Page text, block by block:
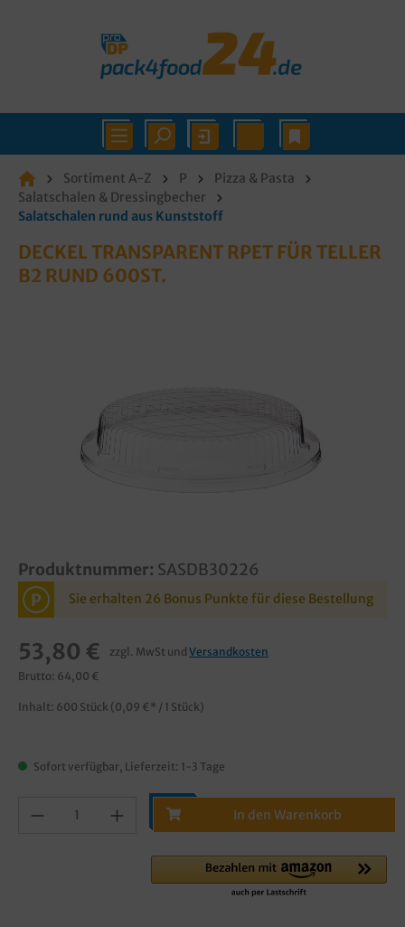
Sortiment A-Z P
Pizza & Pasta
Salatschalen & Dressingbecher
Salatschalen rund aus Kunststoff
DECKEL TRANSPARENT RPET FÜR TELLER
B2 RUND 600ST.
Produktnummer: SASDB30226
P Sie erhalten 26 Bonus Punkte für diese Bestellung
53,80 € zzgl. MwSt und Versandkosten
Brutto: 64,00 €
Inhalt: 600 Stück (0,09 €* / 1 Stück)
Sofort verfügbar, Lieferzeit: 1-3 Tage
In den Warenkorb